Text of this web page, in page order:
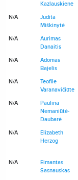
Kazlauskienė
N/A
Judita
Miškinytė
N/A
Aurimas
Danaitis
N/A
Adomas
Bajelis
N/A
Teofilė
Varanavičiūtė
N/A
Paulina
Nemaniūtė-
Daubarė
N/A
Elizabeth
Herzog
N/A
Eimantas
Sasnauskas